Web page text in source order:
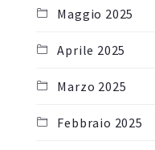
Maggio 2025
Aprile 2025
Marzo 2025
Febbraio 2025